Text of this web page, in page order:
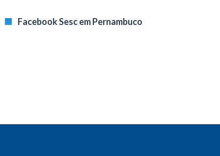
Facebook Sesc em Pernambuco